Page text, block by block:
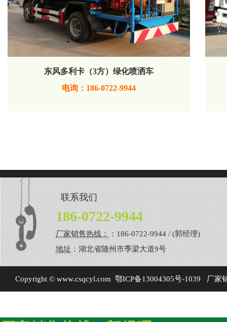
东风多利卡（3方）绿化喷洒车
电询：186-0722-9944
联系我们
186-0722-9944
厂家销售热线：
：186-0722-9944 / (郭经理)
地址 ：湖北省随州市季梁大道9号
Copyright © www.csqcyl.com 鄂ICP备13004305号-1039 厂家